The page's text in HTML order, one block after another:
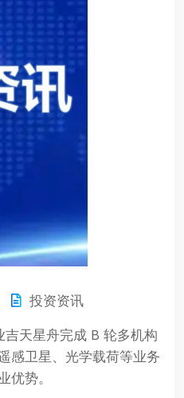
投资资讯
天星舟完成 B 轮多机构
感卫星、光学载荷等业务
优势。